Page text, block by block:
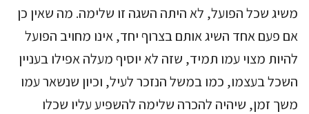
משיג שכל הפועל, לא היתה השגה זו שלימה. מה שאין כן
אם פעם אחד השיג אותם בצרוף יחד, אינו מחויב הפועל
להיות מצוי עמו תמיד, שזה לא יוסיף מעלה אפילו בעניין
השכל בעצמו, כמו במשל הנזכר לעיל, וכיון שנשאר עמו
משך זמן, שיהיה להכרה שלימה להשפיע עליו שכלו